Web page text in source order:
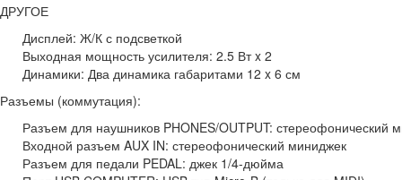
ДРУГОЕ
Дисплей: Ж/К с подсветкой
Выходная мощность усилителя: 2.5 Вт x 2
Динамики: Два динамика габаритами 12 x 6 см
Разъемы (коммутация):
Разъем для наушников PHONES/OUTPUT: стереофонический
Входной разъем AUX IN: стереофонический миниджек
Разъем для педали PEDAL: джек 1/4-дюйма